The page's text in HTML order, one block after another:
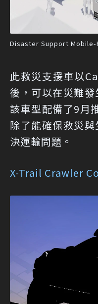
Disaster Support Mobile-
此救災支援車以
後，可以在災難發
該車型配備了9月
除了能確保救災
決運輸問題。
X-Trail Crawler